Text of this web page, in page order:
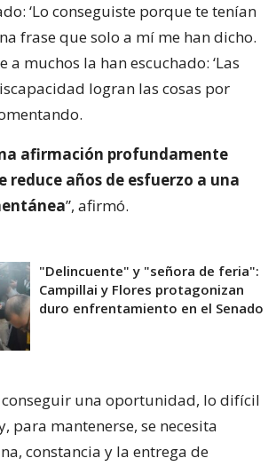
‘Lo conseguiste porque te tenían
frase que solo a mí me han dicho.
a muchos la han escuchado: ‘Las
logran las cosas por
afirmación profundamente
reduce años de esfuerzo a una
”, afirmó.
"Delincuente" y "señora de feria":
Campillai y Flores protagonizan
duro enfrentamiento en el Senado
conseguir una oportunidad, lo difícil
para mantenerse, se necesita
constancia y la entrega de